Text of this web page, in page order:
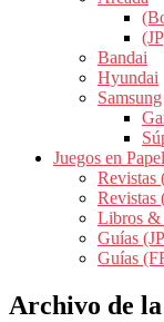
Bandai
Hyundai
Samsung
Juegos en Papel
Revistas
Revistas
Libros
Guías
Guías
Archivo de